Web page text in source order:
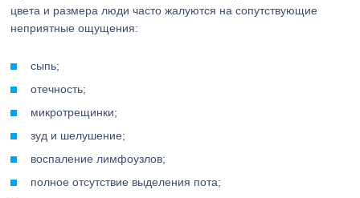
цвета и размера люди часто жалуются на сопутствующие
неприятные ощущения:
сыпь;
отечность;
микротрещинки;
зуд и шелушение;
воспаление лимфоузлов;
полное отсутствие выделения пота;